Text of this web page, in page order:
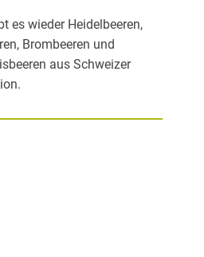
es wieder Heidelbeeren,
Brombeeren und
aus Schweizer